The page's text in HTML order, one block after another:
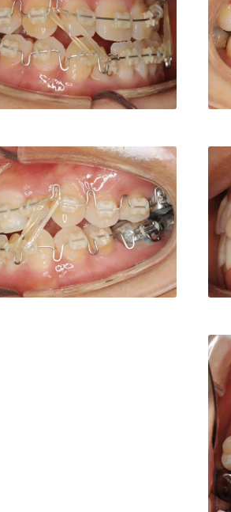
フィス TEL:0862221182 白
フィス TEL:0862221182 白
白